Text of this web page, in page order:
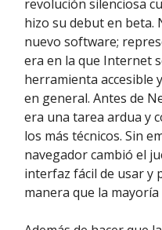
revolución silenciosa
hizo su debut en beta.
nuevo software;
era en la que Internet
herramienta accesible
en general. Antes de
era una tarea ardua y
los más técnicos. Sin
navegador cambió el
interfaz fácil de usar y
manera que la